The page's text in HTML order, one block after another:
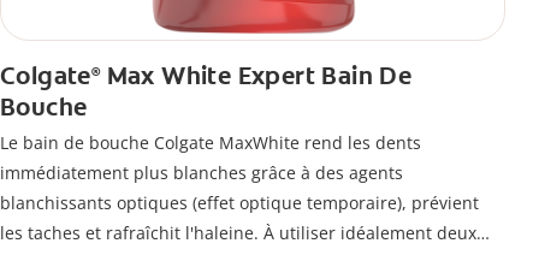
Colgate®Max White Expert Bain De
Bouche
Le bain de bouche Colgate MaxWhite rend les dents
immédiatement plus blanches grâce à des agents
blanchissants optiques (effet optique temporaire), prévient
les taches et rafraîchit l'haleine. À utiliser idéalement deux